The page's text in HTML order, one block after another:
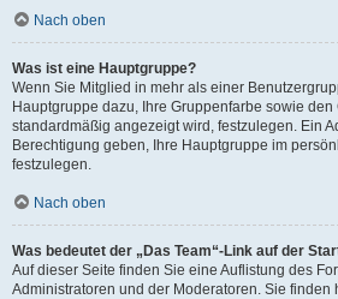
Nach oben
Was ist eine Hauptgruppe?
Wenn Sie Mitglied in mehr als einer
Hauptgruppe dazu, Ihre Gruppenfarbe sowie
standardmäßig angezeigt wird, festzulegen. Ein
Berechtigung geben, Ihre Hauptgruppe im
festzulegen.
Nach oben
Was bedeutet der „Das Team“-Link auf der
Auf dieser Seite finden Sie eine Auflistung des
Administratoren und der Moderatoren. Sie finden